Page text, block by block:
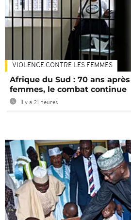
VIOLENCE CONTRE LES FEMMES
Afrique du Sud : 70 ans
femmes, le combat continue
Il y a 21 heures